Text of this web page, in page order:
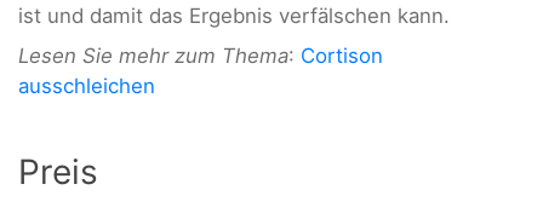
ist und damit das Ergebnis verfälschen kann.
Lesen Sie mehr zum Thema: Cortison
ausschleichen
Preis